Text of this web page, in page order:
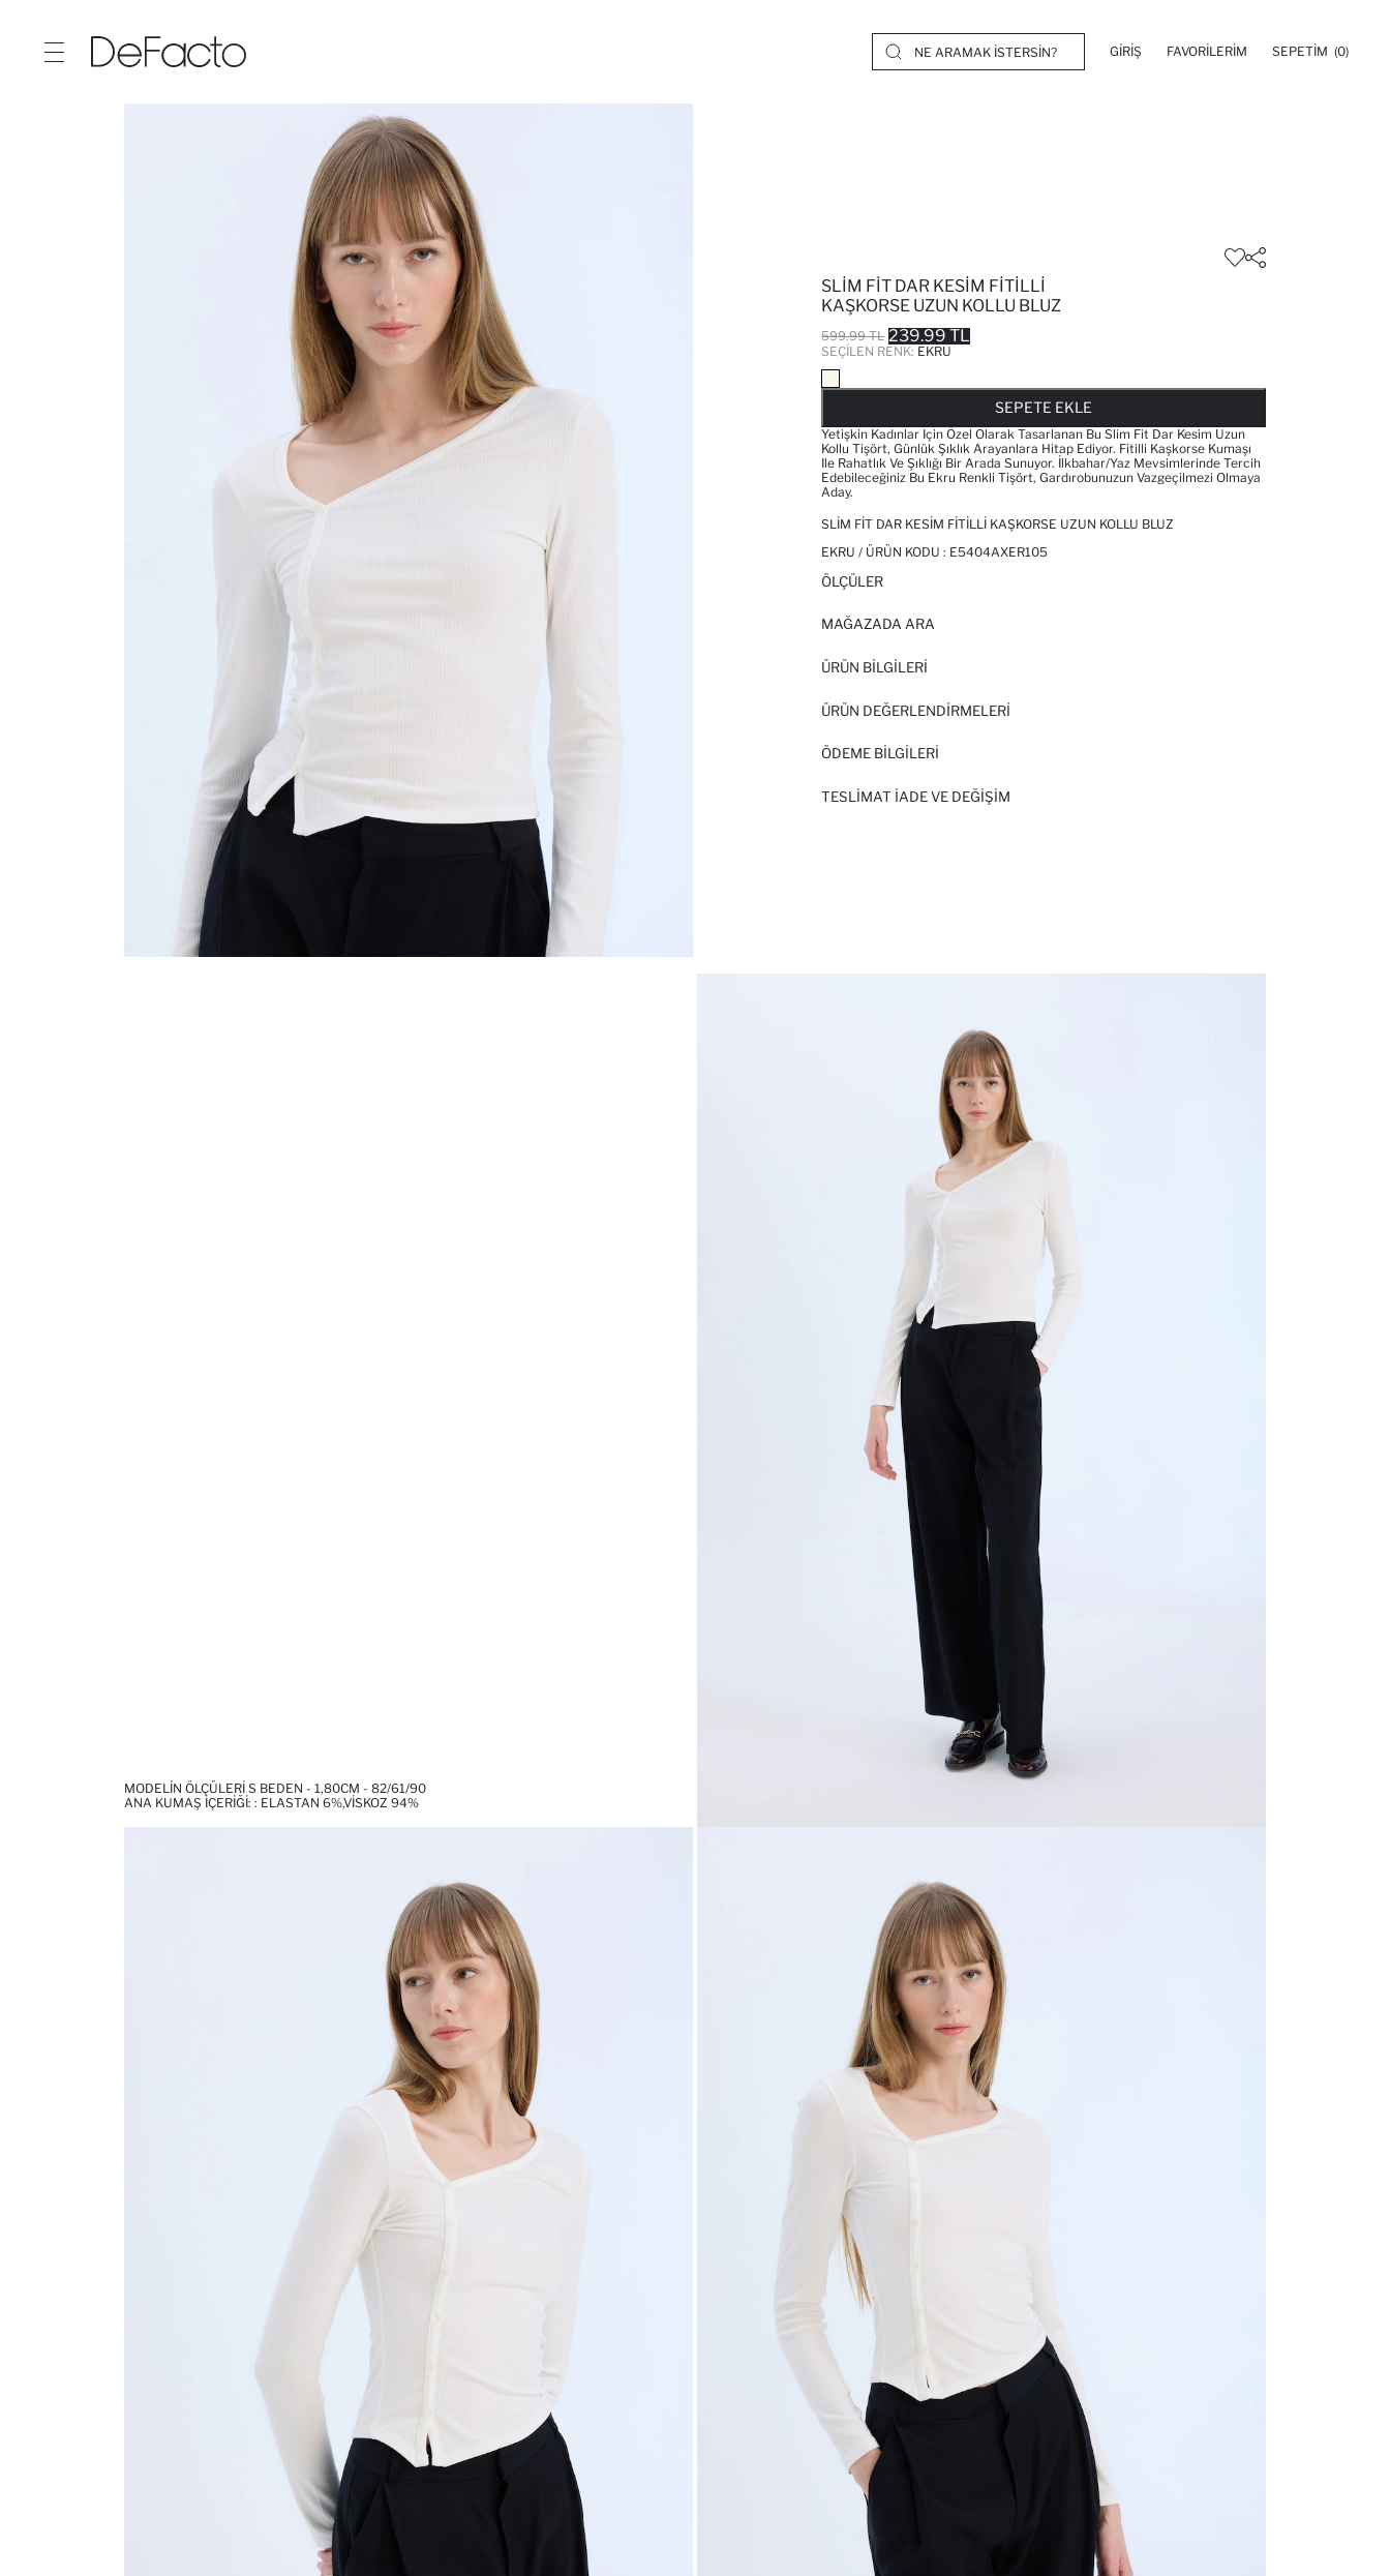
GIRIŞ FAVORILERIM SEPETIM (0)
SLIM FIT DAR KESIM FITILLI
KAŞKORSE UZUN KOLLU BLUZ
599.99 TL 239.99 TL
SEÇILEN RENK: EKRU
SEPETE EKLE
Yetişkin Kadınlar Için Özel Olarak Tasarlanan Bu Slim Fit Dar Kesim Uzun
Kollu Tişört, Günlük Şıklık Arayanlara Hitap Ediyor. Fitilli Kaşkorse Kumaşı
Ile Rahatlık Ve Şıklığı Bir Arada Sunuyor. İlkbahar/Yaz Mevsimlerinde Tercih
Edebileceğiniz Bu Ekru Renkli Tişört, Gardırobunuzun Vazgeçilmezi Olmaya
Aday.
SLIM FIT DAR KESIM FITILLI KAŞKORSE UZUN KOLLU BLUZ
EKRU / ÜRÜN KODU : E5404AXER105
ÖLÇÜLER
MAĞAZADA ARA
ÜRÜN BILGILERI
ÜRÜN DEĞERLENDİRMELERİ
ÖDEME BİLGİLERİ
TESLIMAT İADE VE DEĞIŞIM
MODELIN ÖLÇÜLERI S BEDEN - 1,80CM - 82/61/90
ANA KUMAŞ İÇERIĞI: : ELASTAN 6%,VISKOZ 94%